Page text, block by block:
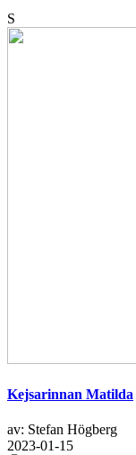
S
Kejsarinnan Matilda
av: Stefan Högberg
2023-01-15